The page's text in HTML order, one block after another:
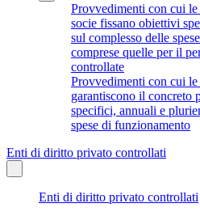
Provvedimenti con cui
socie fissano obiettivi
sul complesso delle
comprese quelle per il
controllate
Provvedimenti con cui
garantiscono il concreto
specifici, annuali e
spese di funzionamento
Enti di diritto privato controllati
Enti di diritto privato controllati